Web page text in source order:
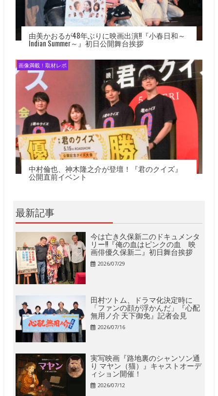
由美かおるが48年ぶりに映画出演!!『小春日和～
Indian Summer～』初日公開舞台挨拶
画像満載！取材レポ
中村倫也、神木隆之介が登壇！『君のクイズ』
公開直前イベント
最新記事
今は亡き久保新二のドキュメンタ
リー!!『俺の血はピンクの血 映
画俳優久保新二』初日舞台挨拶
2026/07/29
田村ツトム、ドラマ化決定時に
「ファンの顔が浮かんだ」『心配
無用ノ介 天下御免』記者会見
2026/07/16
実写映画『路地裏のシャンソン通
り マヤン（猫）』キャストオーデ
ィション開催！
2026/07/12